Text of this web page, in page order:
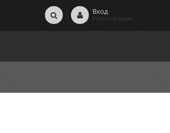
Вход
Регистрация